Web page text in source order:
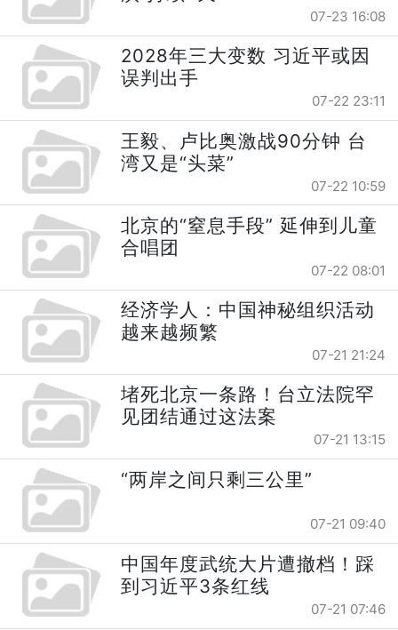
07-23 16:08
2028年三大变数 习近平或因
误判出手
07-22 23:11
王毅、卢比奥激战90分钟 台
湾又是“头菜”
07-22 10:59
北京的“窒息手段” 延伸到儿童
合唱团
07-22 08:01
经济学人：中国神秘组织活动
越来越频繁
07-21 21:24
堵死北京一条路！台立法院罕
见团结通过这法案
07-21 13:15
“两岸之间只剩三公里”
07-21 09:40
中国年度武统大片遭撤档！踩
到习近平3条红线
07-21 07:46